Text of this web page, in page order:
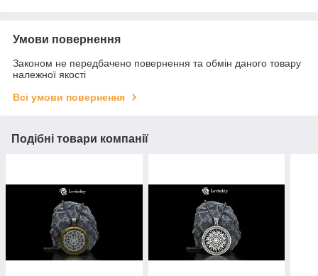
Умови повернення
Законом не передбачено повернення та обмін даного товару
належної якості
Всі умови повернення
Подібні товари компанії